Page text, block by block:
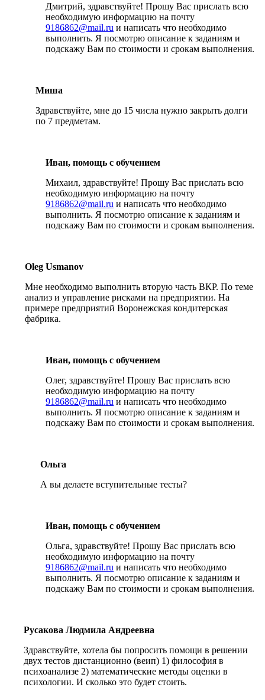
Дмитрий, здравствуйте! Прошу Вас прислать всю
необходимую информацию на почту
9186862@mail.ru и написать что необходимо
выполнить. Я посмотрю описание к заданиям и
подскажу Вам по стоимости и срокам выполнения.
Миша
Здравствуйте, мне до 15 числа нужно закрыть долги
по 7 предметам.
Иван, помощь с обучением
Михаил, здравствуйте! Прошу Вас прислать всю
необходимую информацию на почту
9186862@mail.ru и написать что необходимо
выполнить. Я посмотрю описание к заданиям и
подскажу Вам по стоимости и срокам выполнения.
Oleg Usmanov
Мне необходимо выполнить вторую часть ВКР. По теме
анализ и управление рисками на предприятии. На
примере предприятий Воронежская кондитерская
фабрика.
Иван, помощь с обучением
Олег, здравствуйте! Прошу Вас прислать всю
необходимую информацию на почту
9186862@mail.ru и написать что необходимо
выполнить. Я посмотрю описание к заданиям и
подскажу Вам по стоимости и срокам выполнения.
Ольга
А вы делаете вступительные тесты?
Иван, помощь с обучением
Ольга, здравствуйте! Прошу Вас прислать всю
необходимую информацию на почту
9186862@mail.ru и написать что необходимо
выполнить. Я посмотрю описание к заданиям и
подскажу Вам по стоимости и срокам выполнения.
Русакова Людмила Андреевна
Здравствуйте, хотела бы попросить помощи в решении
двух тестов дистанционно (веип) 1) философия в
психоанализе 2) математические методы оценки в
психологии. И сколько это будет стоить.